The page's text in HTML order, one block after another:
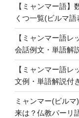
【ミャンマー語
くつ一覧(ビルマ語
【ミャンマー語
会話例文・単語解
【ミャンマー語
文例・単語解説付
ミャンマー(ビル
来は？仏教パーリ